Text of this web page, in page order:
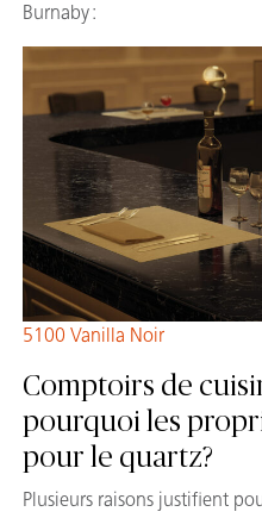
Burnaby :
5100 Vanilla Noir
Comptoirs de
pourquoi les
pour le quartz?
Plusieurs raisons justifient